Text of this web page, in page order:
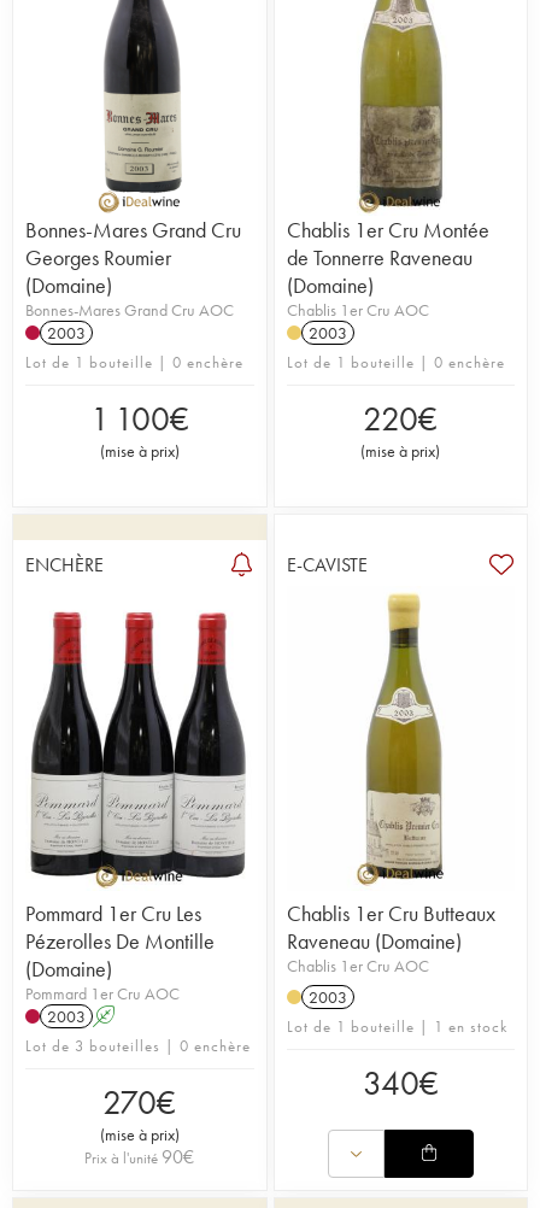
Bonnes-Mares Grand Cru
Georges Roumier
(Domaine)
Bonnes-Mares Grand Cru AOC
2003
Lot de 1 bouteille | 0 enchère
1 100€
(mise à prix)
Chablis 1er Cru Montée
de Tonnerre Raveneau
(Domaine)
Chablis 1er Cru AOC
2003
Lot de 1 bouteille | 0 enchère
220€
(mise à prix)
ENCHÈRE
Pommard 1er Cru Les
Pézerolles De Montille
(Domaine)
Pommard 1er Cru AOC
2003 A
Lot de 3 bouteilles | 0 enchère
270€
(mise à prix)
Prix à l'unité 90€
E-CAVISTE
Chablis 1er Cru Butteaux
Raveneau (Domaine)
Chablis 1er Cru AOC
2003
Lot de 1 bouteille | 1 en stock
340€